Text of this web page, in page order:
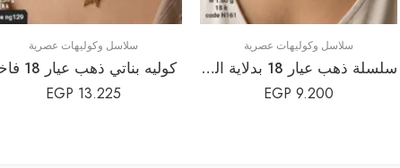
سلاسل وكوليهات عصرية
سلسلة ذهب عيار 18 بدلاية الفلفل الأحمر الأنيقة | كود N161
9.200
EGP
سلاسل وكوليهات عصرية
كوليه بناتي ذهب عيار 18 فاخر
13.225
EGP